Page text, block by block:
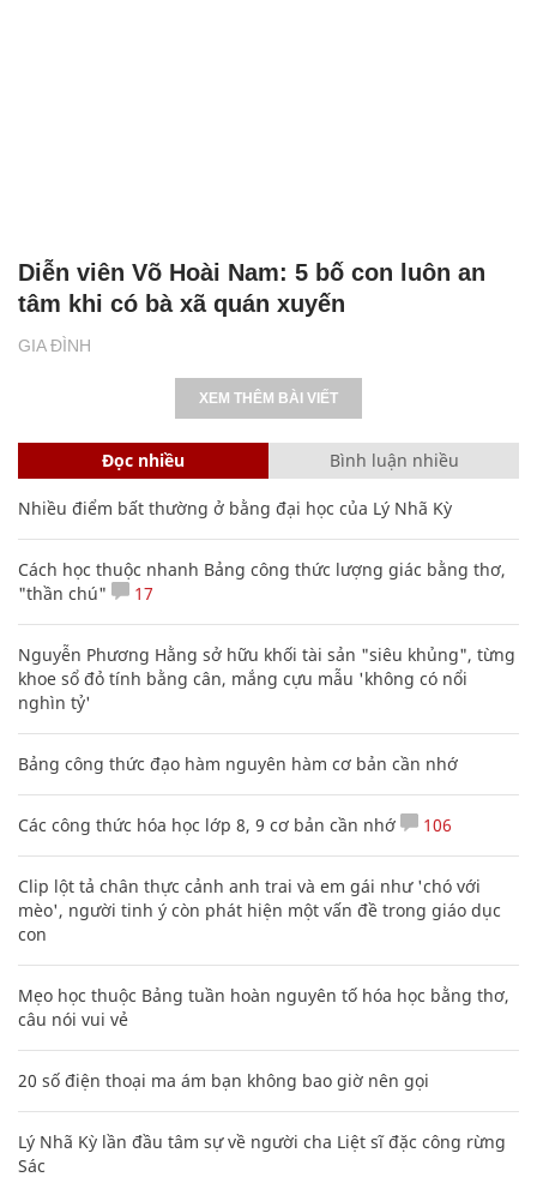
GIA ĐÌNH
Diễn viên Võ Hoài Nam: 5 bố con luôn an
tâm khi có bà xã quán xuyến
XEM THÊM BÀI VIẾT
Đọc nhiều Bình luận nhiều
Nhiều điểm bất thường ở bằng đại học của Lý Nhã Kỳ
Cách học thuộc nhanh Bảng công thức lượng giác bằng thơ,
"thần chú"
17
Nguyễn Phương Hằng sở hữu khối tài sản "siêu khủng", từng
khoe sổ đỏ tính bằng cân, mắng cựu mẫu 'không có nổi
nghìn tỷ'
Bảng công thức đạo hàm nguyên hàm cơ bản cần nhớ
Các công thức hóa học lớp 8, 9 cơ bản cần nhớ 106
Clip lột tả chân thực cảnh anh trai và em gái như 'chó với
mèo', người tinh ý còn phát hiện một vấn đề trong giáo dục
con
Mẹo học thuộc Bảng tuần hoàn nguyên tố hóa học bằng thơ,
câu nói vui vẻ
20 số điện thoại ma ám bạn không bao giờ nên gọi
Lý Nhã Kỳ lần đầu tâm sự về người cha Liệt sĩ đặc công rừng
Sác